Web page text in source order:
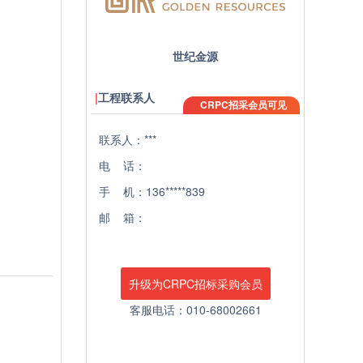
世纪金源
工程联系人 CRPC招采会员可见
联系人：***
电 话：
手 机：136*****839
邮 箱：
升级为CRPC招标采购会员
客服电话：010-68002661